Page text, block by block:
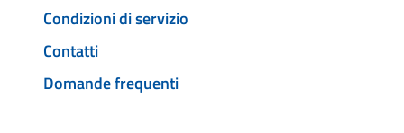
Condizioni di servizio
Contatti
Domande frequenti